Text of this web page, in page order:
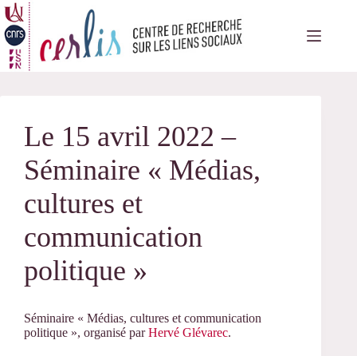
Passer
au
contenu
Le 15 avril 2022 –
Séminaire « Médias,
cultures et
communication
politique »
Séminaire « Médias, cultures et communication
politique », organisé parHervé Glévarec.